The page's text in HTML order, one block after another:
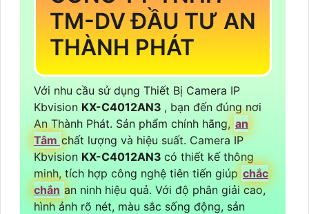
TM-DV ĐẦU TƯ AN
THÀNH PHÁT
Với nhu cầu sử dụng Thiết Bị Camera IP
Kbvision KX-C4012AN3 , bạn đến đúng nơi
An Thành Phát. Sản phẩm chính hãng, an
Tâm chất lượng và hiệu suất. Camera IP
Kbvision KX-C4012AN3 có thiết kế thông
minh, tích hợp công nghệ tiên tiến giúp chắc
chắn an ninh hiệu quả. Với độ phân giải cao,
hình ảnh rõ nét, màu sắc sống động, sản